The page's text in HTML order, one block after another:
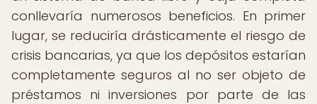
conllevaría numerosos beneficios. En primer
lugar, se reduciría drásticamente el riesgo de
crisis bancarias, ya que los depósitos estarían
completamente seguros al no ser objeto de
préstamos ni inversiones por parte de las